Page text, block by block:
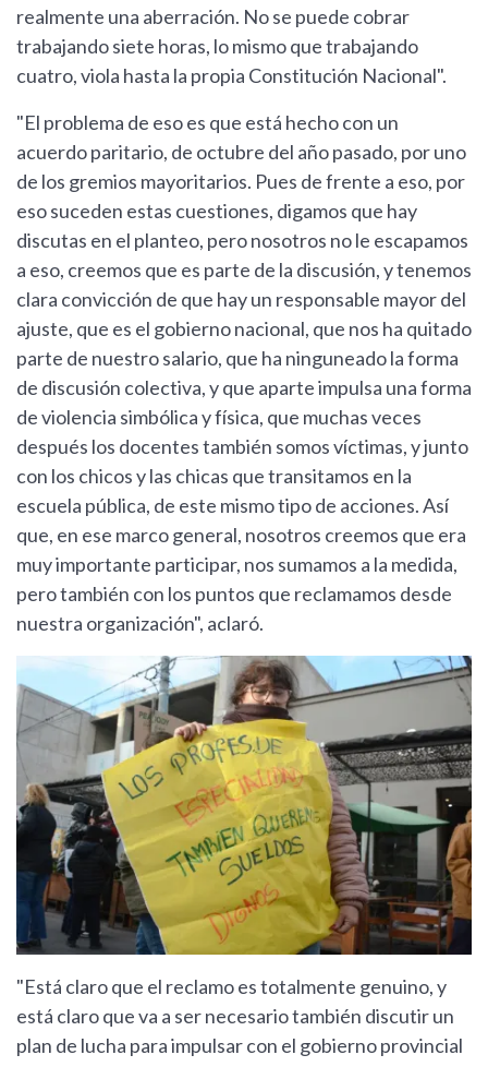
realmente una aberración. No se puede cobrar
trabajando siete horas, lo mismo que trabajando
cuatro, viola hasta la propia Constitución Nacional".
"El problema de eso es que está hecho con un
acuerdo paritario, de octubre del año pasado, por uno
de los gremios mayoritarios. Pues de frente a eso, por
eso suceden estas cuestiones, digamos que hay
discutas en el planteo, pero nosotros no le escapamos
a eso, creemos que es parte de la discusión, y tenemos
clara convicción de que hay un responsable mayor del
ajuste, que es el gobierno nacional, que nos ha quitado
parte de nuestro salario, que ha ninguneado la forma
de discusión colectiva, y que aparte impulsa una forma
de violencia simbólica y física, que muchas veces
después los docentes también somos víctimas, y junto
con los chicos y las chicas que transitamos en la
escuela pública, de este mismo tipo de acciones. Así
que, en ese marco general, nosotros creemos que era
muy importante participar, nos sumamos a la medida,
pero también con los puntos que reclamamos desde
nuestra organización", aclaró.
"Está claro que el reclamo es totalmente genuino, y
está claro que va a ser necesario también discutir un
plan de lucha para impulsar con el gobierno provincial